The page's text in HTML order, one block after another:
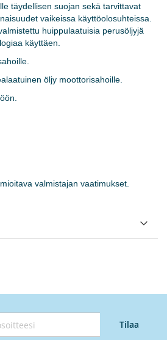
täydellisen suojan sekä tarvittavat
vaikeissa käyttöolosuhteissa.
huippulaatuisia perusöljyjä
käyttäen.
öljy moottorisahoille.
valmistajan vaatimukset.
Tilaa